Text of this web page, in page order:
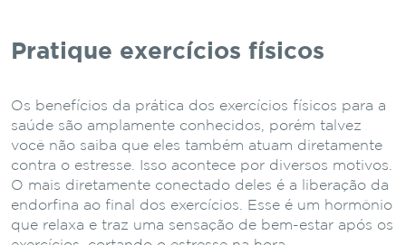
Pratique exercícios físicos
Os benefícios da prática dos exercícios físicos para a
saúde são amplamente conhecidos, porém talvez
você não saiba que eles também atuam diretamente
contra o estresse. Isso acontece por diversos motivos.
O mais diretamente conectado deles é a liberação da
endorfina ao final dos exercícios. Esse é um hormônio
que relaxa e traz uma sensação de bem-estar após os